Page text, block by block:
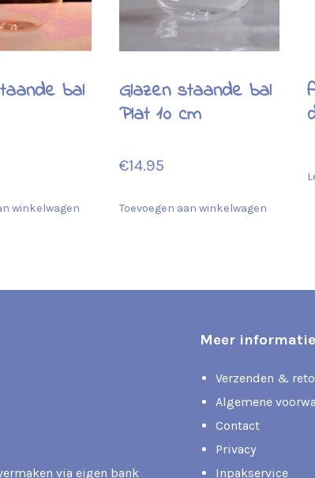
bal
winkelwagen
Glazen staande bal
Plat 10 cm
€14.95
Toevoegen aan winkelwagen
via eigen bank
Meer informatie
Verzenden &
Algemene
Contact
Privacy
Inpakservice